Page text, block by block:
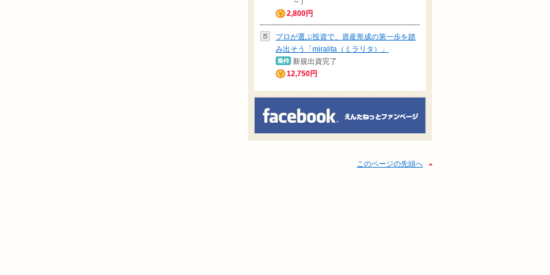
2,800円
プロが選ぶ投資で、資産形成の第一歩を踏
み出そう「miralita（ミラリタ）」
新規出資完了
12,750円
このページの先頭へ